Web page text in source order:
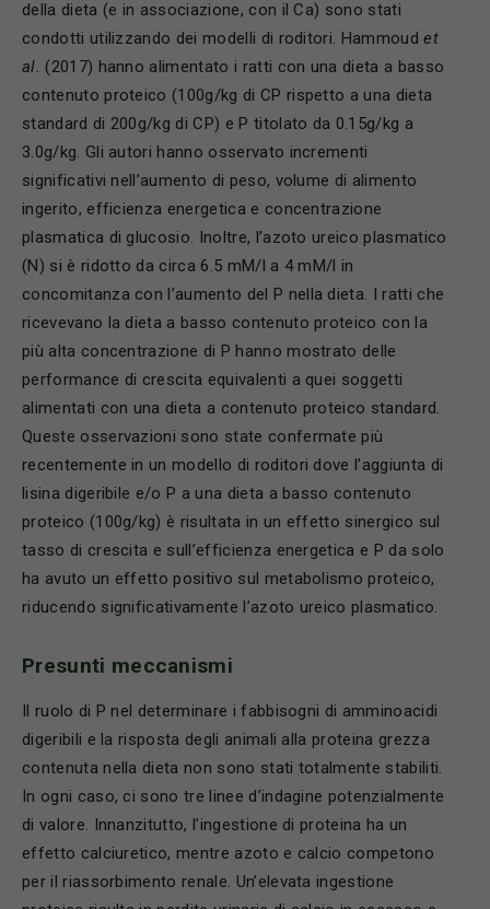
della dieta (e in associazione, con il Ca) sono stati
condotti utilizzando dei modelli di roditori. Hammoudet
al. (2017) hanno alimentato i ratti con una dieta a basso
contenuto proteico (100g/kg di CP rispetto a una dieta
standard di 200g/kg di CP) e P titolato da 0.15g/kg a
3.0g/kg. Gli autori hanno osservato incrementi
significativi nell’aumento di peso, volume di alimento
ingerito, efficienza energetica e concentrazione
plasmatica di glucosio. Inoltre, l’azoto ureico plasmatico
(N) si è ridotto da circa 6.5 mM/l a 4 mM/l in
concomitanza con l’aumento del P nella dieta. I ratti che
ricevevano la dieta a basso contenuto proteico con la
più alta concentrazione di P hanno mostrato delle
performance di crescita equivalenti a quei soggetti
alimentati con una dieta a contenuto proteico standard.
Queste osservazioni sono state confermate più
recentemente in un modello di roditori dove l’aggiunta di
lisina digeribile e/o P a una dieta a basso contenuto
proteico (100g/kg) è risultata in un effetto sinergico sul
tasso di crescita e sull’efficienza energetica e P da solo
ha avuto un effetto positivo sul metabolismo proteico,
riducendo significativamente l’azoto ureico plasmatico.
Presunti meccanismi
Il ruolo di P nel determinare i fabbisogni di amminoacidi
digeribili e la risposta degli animali alla proteina grezza
contenuta nella dieta non sono stati totalmente stabiliti.
In ogni caso, ci sono tre linee d’indagine potenzialmente
di valore. Innanzitutto, l’ingestione di proteina ha un
effetto calciuretico, mentre azoto e calcio competono
per il riassorbimento renale. Un’elevata ingestione